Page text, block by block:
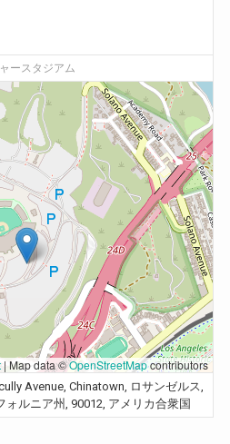
ースタジアム
| Map data ©OpenStreetMapcontributors
Avenue, Chinatown, ロサンゼルス,
ォルニア州, 90012, アメリカ合衆国